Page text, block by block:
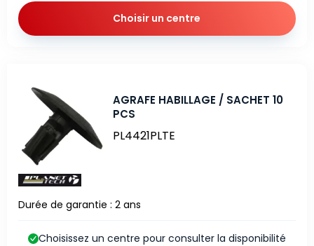
Choisir un centre
AGRAFE HABILLAGE / SACHET 10
PCS
PL4421PLTE
Durée de garantie : 2 ans
Choisissez un centre pour consulter la disponibilité